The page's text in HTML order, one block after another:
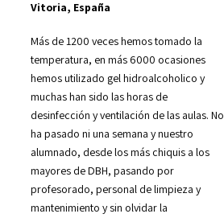
Vitoria, España
Más de 1200 veces hemos tomado la
temperatura, en más 6000 ocasiones
hemos utilizado gel hidroalcoholico y
muchas han sido las horas de
desinfección y ventilación de las aulas. No
ha pasado ni una semana y nuestro
alumnado, desde los más chiquis a los
mayores de DBH, pasando por
profesorado, personal de limpieza y
mantenimiento y sin olvidar la